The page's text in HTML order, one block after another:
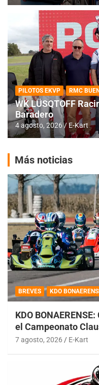
PILOTOS EKVP RMC
WK LÜSQTOFF
Baradero
4 agosto, 2026 E-Kart
Más noticias
BREVES KDO
KDO
el Campeonato
7 agosto, 2026 E-Kart